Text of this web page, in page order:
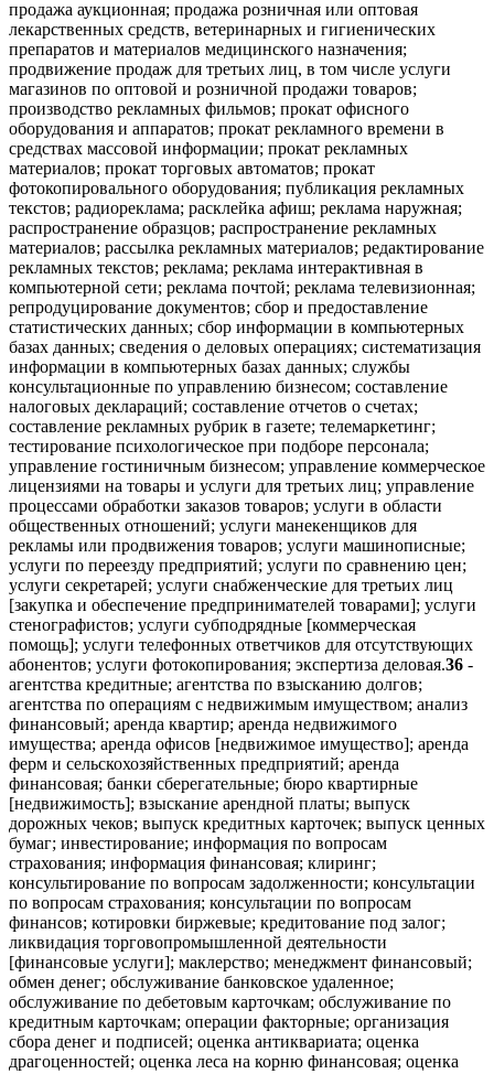
продажа аукционная; продажа розничная или оптовая
лекарственных средств, ветеринарных и гигиенических
препаратов и материалов медицинского назначения;
продвижение продаж для третьих лиц, в том числе услуги
магазинов по оптовой и розничной продажи товаров;
производство рекламных фильмов; прокат офисного
оборудования и аппаратов; прокат рекламного времени в
средствах массовой информации; прокат рекламных
материалов; прокат торговых автоматов; прокат
фотокопировального оборудования; публикация рекламных
текстов; радиореклама; расклейка афиш; реклама наружная;
распространение образцов; распространение рекламных
материалов; рассылка рекламных материалов; редактирование
рекламных текстов; реклама; реклама интерактивная в
компьютерной сети; реклама почтой; реклама телевизионная;
репродуцирование документов; сбор и предоставление
статистических данных; сбор информации в компьютерных
базах данных; сведения о деловых операциях; систематизация
информации в компьютерных базах данных; службы
консультационные по управлению бизнесом; составление
налоговых деклараций; составление отчетов о счетах;
составление рекламных рубрик в газете; телемаркетинг;
тестирование психологическое при подборе персонала;
управление гостиничным бизнесом; управление коммерческое
лицензиями на товары и услуги для третьих лиц; управление
процессами обработки заказов товаров; услуги в области
общественных отношений; услуги манекенщиков для
рекламы или продвижения товаров; услуги машинописные;
услуги по переезду предприятий; услуги по сравнению цен;
услуги секретарей; услуги снабженческие для третьих лиц
[закупка и обеспечение предпринимателей товарами]; услуги
стенографистов; услуги субподрядные [коммерческая
помощь]; услуги телефонных ответчиков для отсутствующих
абонентов; услуги фотокопирования; экспертиза деловая.36 -
агентства кредитные; агентства по взысканию долгов;
агентства по операциям с недвижимым имуществом; анализ
финансовый; аренда квартир; аренда недвижимого
имущества; аренда офисов [недвижимое имущество]; аренда
ферм и сельскохозяйственных предприятий; аренда
финансовая; банки сберегательные; бюро квартирные
[недвижимость]; взыскание арендной платы; выпуск
дорожных чеков; выпуск кредитных карточек; выпуск ценных
бумаг; инвестирование; информация по вопросам
страхования; информация финансовая; клиринг;
консультирование по вопросам задолженности; консультации
по вопросам страхования; консультации по вопросам
финансов; котировки биржевые; кредитование под залог;
ликвидация торговопромышленной деятельности
[финансовые услуги]; маклерство; менеджмент финансовый;
обмен денег; обслуживание банковское удаленное;
обслуживание по дебетовым карточкам; обслуживание по
кредитным карточкам; операции факторные; организация
сбора денег и подписей; оценка антиквариата; оценка
драгоценностей; оценка леса на корню финансовая; оценка